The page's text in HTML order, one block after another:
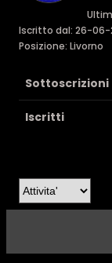
Iscritto dal: 26-06-
Posizione: Livorno
Sottoscrizioni
Iscritti